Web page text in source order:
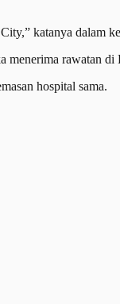
katanya dalam
menerima rawatan
hospital sama.